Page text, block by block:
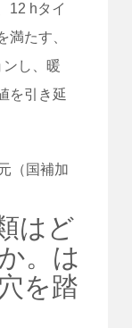
12 hタイ
満たす、
し、暖
を引き延
（国補加
はど
。は
を踏